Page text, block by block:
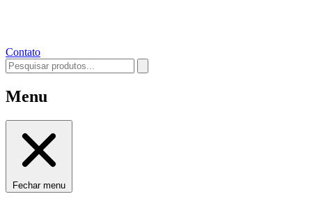
Contato
Menu
Fechar menu